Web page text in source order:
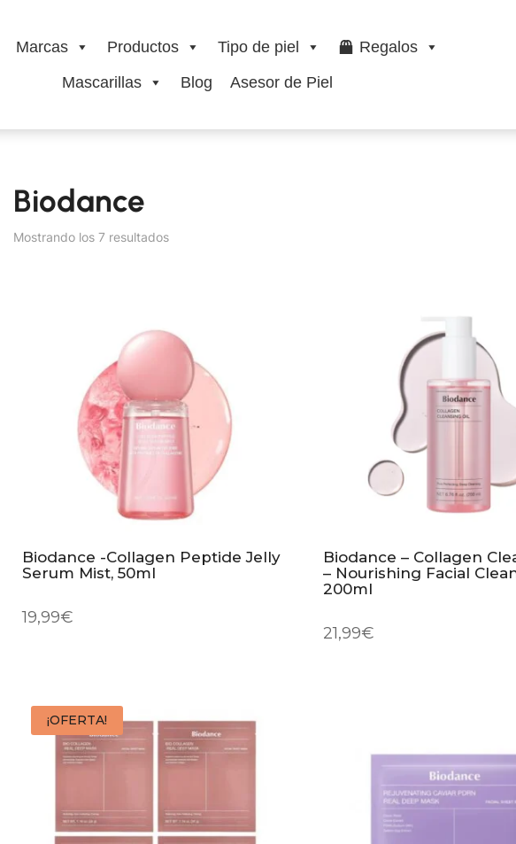
Marcas Productos Tipo de piel
Regalos
Mascarillas
Blog Asesor de Piel
Biodance
Mostrando los 7 resultados
Biodance -Collagen Peptide Jelly
Serum Mist, 50ml
19,99€
Biodance – Collagen
– Nourishing Facial
200ml
21,99€
¡OFERTA!